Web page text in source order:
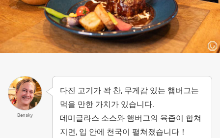
Bensky
다진 고기가 꽉 찬, 무게감 있는 햄버그는
먹을 만한 가치가 있습니다.
데미글라스 소스와 햄버그의 육즙이 합쳐
지면, 입 안에 천국이 펼쳐졌습니다！